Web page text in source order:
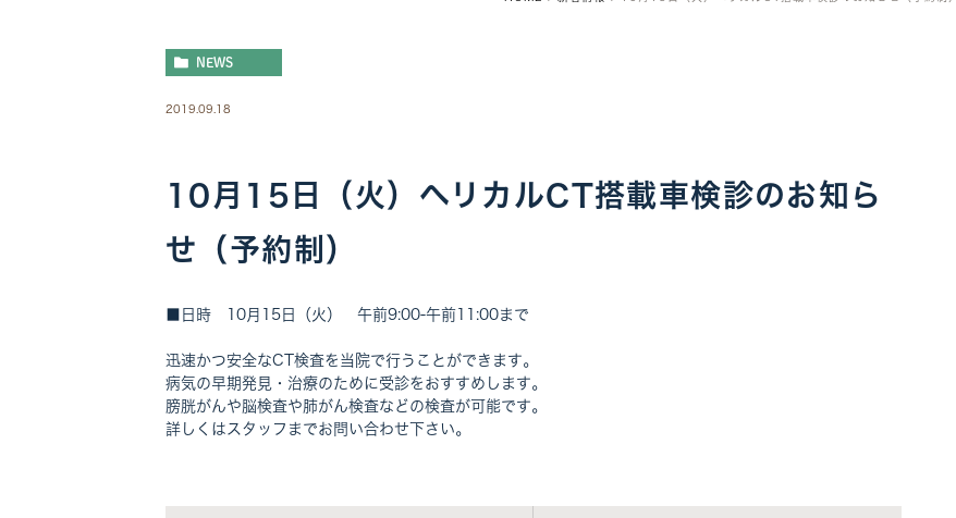
NEWS
2019.09.18
10月15日（火）ヘリカルCT搭載車検診のお知ら
せ（予約制）
■日時 10月15日（火） 午前9:00-午前11:00まで
迅速かつ安全なCT検査を当院で行うことができます。
病気の早期発見・治療のために受診をおすすめします。
膀胱がんや脳検査や肺がん検査などの検査が可能です。
詳しくはスタッフまでお問い合わせ下さい。